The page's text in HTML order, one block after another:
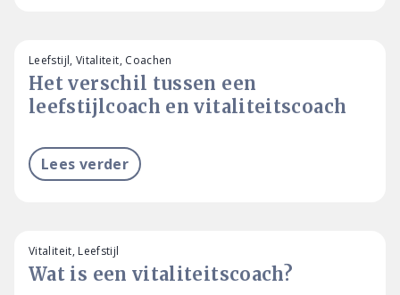
Het verschil tussen een
leefstijlcoach en vitaliteitscoach
Leefstijl, Vitaliteit, Coachen
Lees verder
Wat is een vitaliteitscoach?
Vitaliteit, Leefstijl